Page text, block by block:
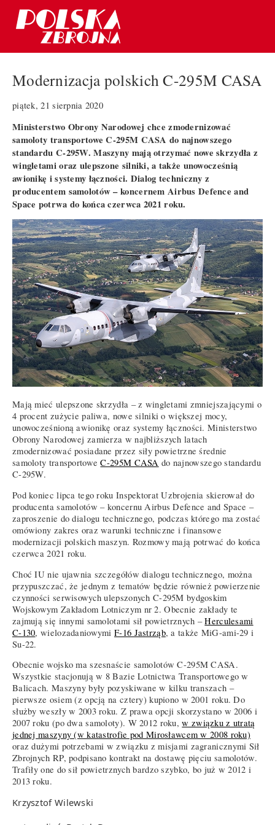
Modernizacja polskich C-295M CASA
piątek, 21 sierpnia 2020
Ministerstwo Obrony Narodowej chce zmodernizować
samoloty transportowe C-295M CASA do najnowszego
standardu C-295W. Maszyny mają otrzymać nowe skrzydła z
wingletami oraz ulepszone silniki, a także unowocześnią
awionikę i systemy łączności. Dialog techniczny z
producentem samolotów – koncernem Airbus Defence and
Space potrwa do końca czerwca 2021 roku.
Mają mieć ulepszone skrzydła – z wingletami zmniejszającymi o
4 procent zużycie paliwa, nowe silniki o większej mocy,
unowocześnioną awionikę oraz systemy łączności. Ministerstwo
Obrony Narodowej zamierza w najbliższych latach
zmodernizować posiadane przez siły powietrzne średnie
samoloty transportoweC-295M CASA do najnowszego standardu
C-295W.
Pod koniec lipca tego roku Inspektorat Uzbrojenia skierował do
producenta samolotów – koncernu Airbus Defence and Space –
zaproszenie do dialogu technicznego, podczas którego ma zostać
omówiony zakres oraz warunki techniczne i finansowe
modernizacji polskich maszyn. Rozmowy mają potrwać do końca
czerwca 2021 roku.
Choć IU nie ujawnia szczegółów dialogu technicznego, można
przypuszczać, że jednym z tematów będzie również powierzenie
czynności serwisowych ulepszonych C-295M bydgoskim
Wojskowym Zakładom Lotniczym nr 2. Obecnie zakłady te
zajmują się innymi samolotami sił powietrznych –Herculesami
C-130, wielozadaniowymiF-16 Jastrząb, a także MiG-ami-29 i
Su-22.
Obecnie wojsko ma szesnaście samolotów C-295M CASA.
Wszystkie stacjonują w 8 Bazie Lotnictwa Transportowego w
Balicach. Maszyny były pozyskiwane w kilku transzach –
pierwsze osiem (z opcją na cztery) kupiono w 2001 roku. Do
służby weszły w 2003 roku. Z prawa opcji skorzystano w 2006 i
2007 roku (po dwa samoloty). W 2012 roku,w związku z utratą
jednej maszyny (w katastrofie pod Mirosławcem w 2008 roku)
oraz dużymi potrzebami w związku z misjami zagranicznymi Sił
Zbrojnych RP, podpisano kontrakt na dostawę pięciu samolotów.
Trafiły one do sił powietrznych bardzo szybko, bo już w 2012 i
2013 roku.
Krzysztof Wilewski